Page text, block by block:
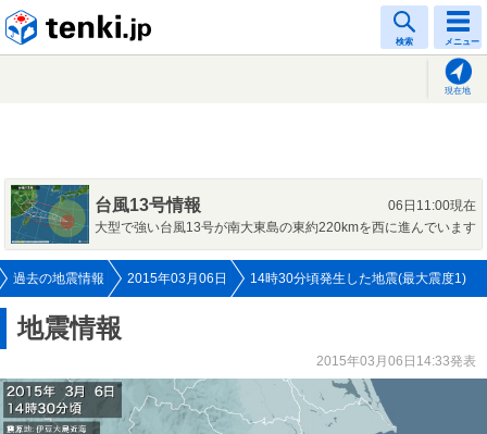
検索 メニュー
現在地
台風13号情報
06日11:00現在
大型で強い台風13号が南大東島の東約220kmを西に進んでいます
過去の地震情報 2015年03月06日 14時30分頃発生した地震(最大震度1)
地震情報
2015年03月06日14:33発表